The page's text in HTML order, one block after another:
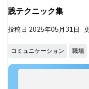
践テクニック集
投稿日 2025年05月31日
コミュニケーション 職場